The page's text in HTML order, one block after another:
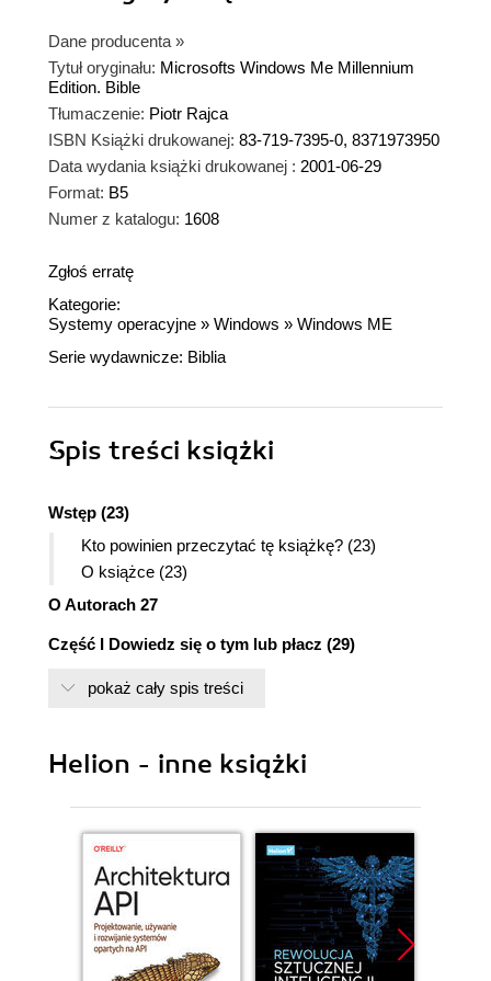
Dane producenta »
Tytuł oryginału: Microsofts Windows Me Millennium
Edition. Bible
Tłumaczenie: Piotr Rajca
ISBN Książki drukowanej: 83-719-7395-0, 8371973950
Data wydania książki drukowanej : 2001-06-29
Format: B5
Numer z katalogu: 1608
Zgłoś erratę
Kategorie:
Systemy operacyjne » Windows » Windows ME
Serie wydawnicze: Biblia
Spis treści książki
Wstęp (23)
Kto powinien przeczytać tę książkę? (23)
O książce (23)
O Autorach 27
Część I Dowiedz się o tym lub płacz (29)
Rozdział 1. Czym jest Windows Millennium
Czym jest system Windows Me? (32)
Podstawowe informacje o sprzęcie i
oprogramowaniu (33)
Podstawowe informacje o korzystaniu z myszy
(34)
Jak uruchomić Windows Me (35)
Pomoc i wsparcie (37)
Pulpit systemu Windows Me (39)
Kliknąć raz czy dwa razy? (41)
pokaż cały spis treści
Helion - inne książki